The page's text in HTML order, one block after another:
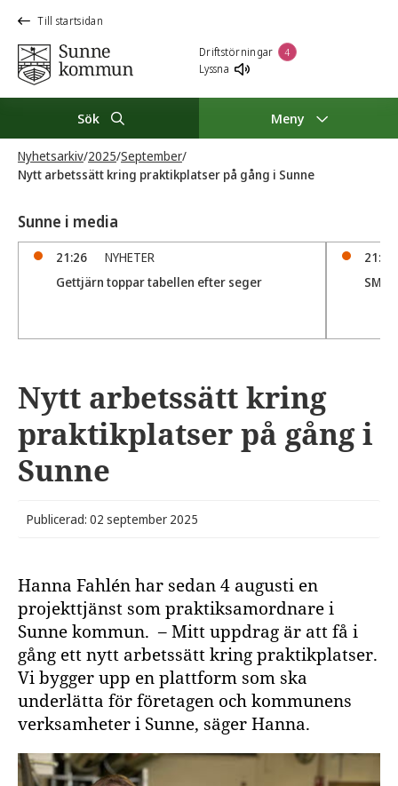
Till startsidan
Driftstörningar 4
Lyssna
Sök Meny
Nyhetsarkiv/2025/September/
Nytt arbetssätt kring praktikplatser på gång i Sunne
Sunne i media
21:26
NYHETER
Gettjärn toppar tabellen efter seger
21:05
SM
Nytt arbetssätt kring
praktikplatser på gång i
Sunne
Publicerad: 02 september 2025
Hanna Fahlén har sedan 4 augusti en
projekttjänst som praktiksamordnare i
Sunne kommun. – Mitt uppdrag är att få i
gång ett nytt arbetssätt kring praktikplatser.
Vi bygger upp en plattform som ska
underlätta för företagen och kommunens
verksamheter i Sunne, säger Hanna.